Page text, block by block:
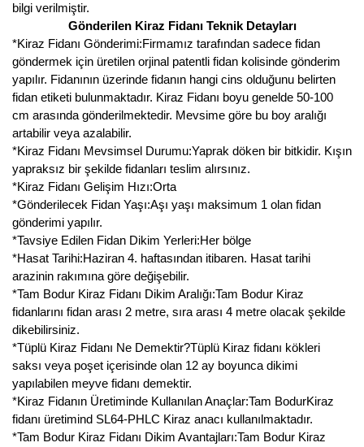
bilgi verilmiştir.
Gönderilen Kiraz Fidanı Teknik Detayları
*Kiraz Fidanı Gönderimi:Firmamız tarafından sadece fidan
göndermek için üretilen orjinal patentli fidan kolisinde gönderim
yapılır. Fidanının üzerinde fidanın hangi cins olduğunu belirten
fidan etiketi bulunmaktadır. Kiraz Fidanı boyu genelde 50-100
cm arasında gönderilmektedir. Mevsime göre bu boy aralığı
artabilir veya azalabilir.
*Kiraz Fidanı Mevsimsel Durumu:Yaprak döken bir bitkidir. Kışın
yapraksız bir şekilde fidanları teslim alırsınız.
*Kiraz Fidanı Gelişim Hızı:Orta
*Gönderilecek Fidan Yaşı:Aşı yaşı maksimum 1 olan fidan
gönderimi yapılır.
*Tavsiye Edilen Fidan Dikim Yerleri:Her bölge
*Hasat Tarihi:Haziran 4. haftasından itibaren. Hasat tarihi
arazinin rakımına göre değişebilir.
*Tam Bodur Kiraz Fidanı Dikim Aralığı:Tam Bodur Kiraz
fidanlarını fidan arası 2 metre, sıra arası 4 metre olacak şekilde
dikebilirsiniz.
*Tüplü Kiraz Fidanı Ne Demektir?Tüplü Kiraz fidanı kökleri
saksı veya poşet içerisinde olan 12 ay boyunca dikimi
yapılabilen meyve fidanı demektir.
*Kiraz Fidanın Üretiminde Kullanılan Anaçlar:Tam BodurKiraz
fidanı üretimind SL64-PHLC Kiraz anacı kullanılmaktadır.
*Tam Bodur Kiraz Fidanı Dikim Avantajları:Tam Bodur Kiraz
Longan Fidanı
Malta Eriği Fidanı
Mango Fidanı
Melez Meyveler
Murt Fidanı
Muşmula Fidanı
Muz Fidanı
Nadir Çeşit Meyveler
Nar Fidanı
Narenciye Fidanları
Nektarin Fidanı
Papaya Fidanı
Pepino Fidanı